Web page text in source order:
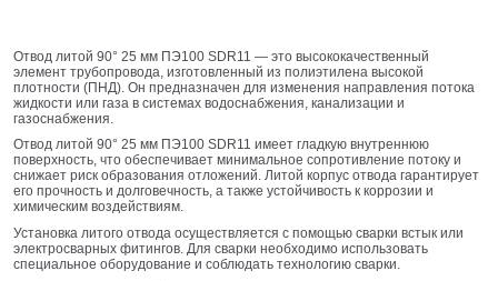
Отвод литой 90° 25 мм ПЭ100 SDR11 — это высококачественный
элемент трубопровода, изготовленный из полиэтилена высокой
плотности (ПНД). Он предназначен для изменения направления потока
жидкости или газа в системах водоснабжения, канализации и
газоснабжения.
Отвод литой 90° 25 мм ПЭ100 SDR11 имеет гладкую внутреннюю
поверхность, что обеспечивает минимальное сопротивление потоку и
снижает риск образования отложений. Литой корпус отвода гарантирует
его прочность и долговечность, а также устойчивость к коррозии и
химическим воздействиям.
Установка литого отвода осуществляется с помощью сварки встык или
электросварных фитингов. Для сварки необходимо использовать
специальное оборудование и соблюдать технологию сварки.